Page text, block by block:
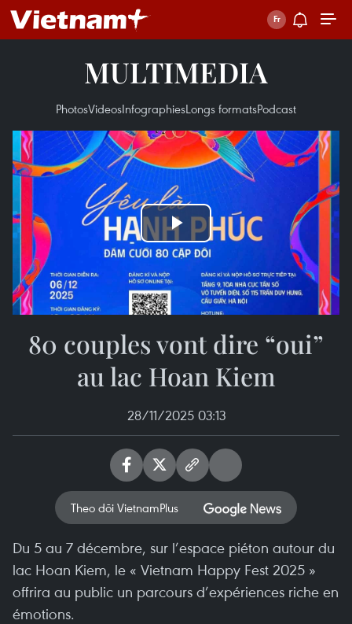
MULTIMEDIA
PhotosVideosInfographiesLongs formatsPodcast
Play
Video
80 couples vont dire “oui”
au lac Hoan Kiem
28/11/2025 03:13
Theo dõi VietnamPlus
Du 5 au 7 décembre, sur l’espace piéton autour du
lac Hoan Kiem, le « Vietnam Happy Fest 2025 »
offrira au public un parcours d’expériences riche en
émotions.